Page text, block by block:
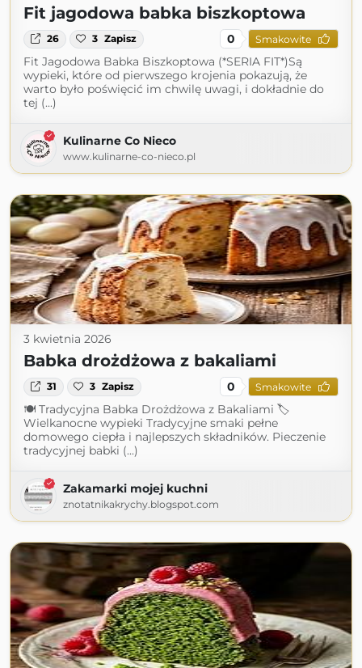
Fit jagodowa babka biszkoptowa
26 3 Zapisz 0 Smakowite
Fit Jagodowa Babka Biszkoptowa (*SERIA FIT*)Są
wypieki, które od pierwszego krojenia pokazują, że
warto było poświęcić im chwilę uwagi, i dokładnie do
tej (...)
Kulinarne Co Nieco
www.kulinarne-co-nieco.pl
3 kwietnia 2026
Babka drożdżowa z bakaliami
31 3 Zapisz 0 Smakowite
🍽 Tradycyjna Babka Drożdżowa z Bakaliami 🏷
Wielkanocne wypieki Tradycyjne smaki pełne
domowego ciepła i najlepszych składników. Pieczenie
tradycyjnej babki (...)
Zakamarki mojej kuchni
znotatnikakrychy.blogspot.com